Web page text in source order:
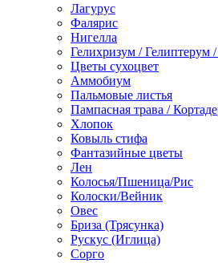
Лагурус
Фалярис
Нигелла
Гелихризум / Гелиптерум
Цветы сухоцвет
Аммобиум
Пальмовые листья
Пампасная трава /
Хлопок
Ковыль стифа
Фантазийные цветы
Лен
Колосья/Пшеница/Рис
Колоски/Вейник
Овес
Бриза (Трясунка)
Рускус (Иглица)
Сорго